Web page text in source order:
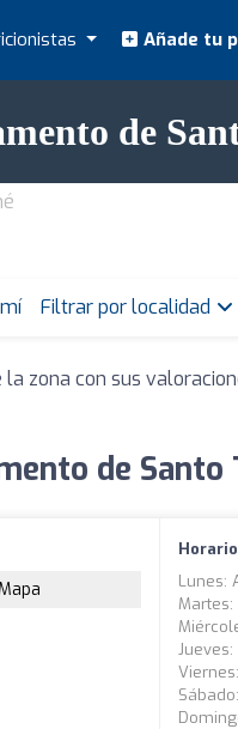
Añade tu
de
Filtrar por localidad
zona con sus
de Santo
Lunes: